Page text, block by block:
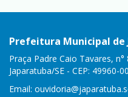
Prefeitura Municipal de
Praça Padre Caio Tavares, n°
Japaratuba/SE - CEP: 49960-
Email: